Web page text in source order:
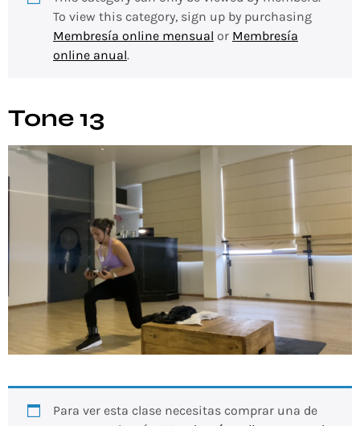
To view this category, sign up by purchasing
Membresía online mensual or Membresía
online anual.
Tone 13
Para ver esta clase necesitas comprar una de